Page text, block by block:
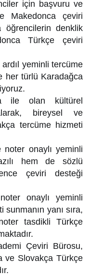
için başvuru ve
Makedonca çeviri
öğrencilerin denklik
Türkçe çeviri
yeminli tercüme
her türlü Karadağca
ile olan kültürel
bireysel ve
tercüme hizmeti
onaylı yeminli
hem de sözlü
çeviri desteği
onaylı yeminli
yanı sıra,
tasdikli Türkçe
Çeviri Bürosu,
ve Slovakça Türkçe